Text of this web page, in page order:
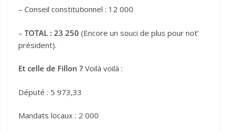
– Conseil constitutionnel : 12 000
– TOTAL : 23 250 (Encore un souci de plus pour not’
président).
Et celle de Fillon ? Voilà voilà :
Député : 5 973,33
Mandats locaux : 2 000